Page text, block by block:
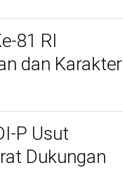
81 RI
dan Karakter
P Usut
Dukungan